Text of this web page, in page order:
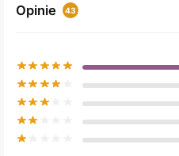
Opinie 43